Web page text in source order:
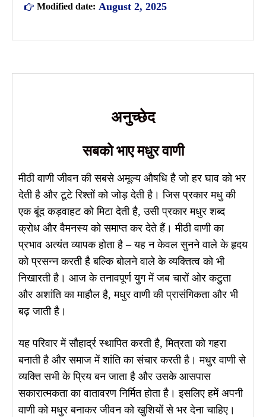
Modified date: August 2, 2025
अनुच्छेद
सबको भाए मधुर वाणी
मीठी वाणी जीवन की सबसे अमूल्य औषधि है जो हर घाव को भर
देती है और टूटे रिश्तों को जोड़ देती है। जिस प्रकार मधु की
एक बूंद कड़वाहट को मिटा देती है, उसी प्रकार मधुर शब्द
क्रोध और वैमनस्य को समाप्त कर देते हैं। मीठी वाणी का
प्रभाव अत्यंत व्यापक होता है – यह न केवल सुनने वाले के हृदय
को प्रसन्न करती है बल्कि बोलने वाले के व्यक्तित्व को भी
निखारती है। आज के तनावपूर्ण युग में जब चारों ओर कटुता
और अशांति का माहौल है, मधुर वाणी की प्रासंगिकता और भी
बढ़ जाती है।
यह परिवार में सौहार्द्र स्थापित करती है, मित्रता को गहरा
बनाती है और समाज में शांति का संचार करती है। मधुर वाणी से
व्यक्ति सभी के प्रिय बन जाता है और उसके आसपास
सकारात्मकता का वातावरण निर्मित होता है। इसलिए हमें अपनी
वाणी को मधुर बनाकर जीवन को खुशियों से भर देना चाहिए।